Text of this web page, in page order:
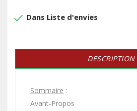
done Dans Liste d'envies
DESCRIPTION
Sommaire :
Avant-Propos